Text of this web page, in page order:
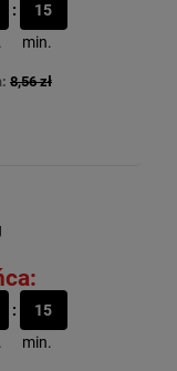
15
min.
8,56 zł
15
min.